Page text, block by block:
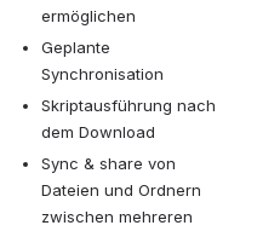
ermöglichen
Geplante
Synchronisation
Skriptausführung nach
dem Download
Sync & share von
Dateien und Ordnern
zwischen mehreren